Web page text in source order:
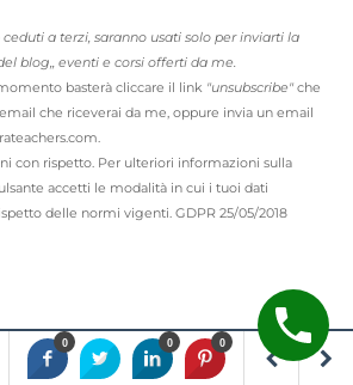
a terzi, saranno usati solo per inviarti la
blog,, eventi e corsi offerti da me.
basterà cliccare il link "unsubscribe"che
che riceverai da me, oppure invia un email
con rispetto. Per ulteriori informazioni sulla
accetti le modalità in cui i tuoi dati
delle normi vigenti. GDPR 25/05/2018
0 0 0